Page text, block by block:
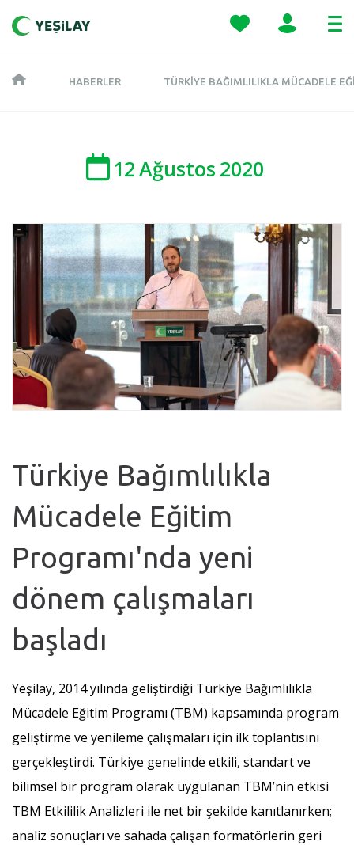
HABERLER TÜRKIYE BAĞIMLILIKLA MÜCADELE
12Ağustos 2020
Türkiye Bağımlılıkla
Mücadele Eğitim
Programı'nda yeni
dönem çalışmaları
başladı
Yeşilay, 2014 yılında geliştirdiği Türkiye Bağımlılıkla
Mücadele Eğitim Programı (TBM) kapsamında program
geliştirme ve yenileme çalışmaları için ilk toplantısını
gerçekleştirdi. Türkiye genelinde etkili, standart ve
bilimsel bir program olarak uygulanan TBM’nin etkisi
TBM Etkililik Analizleri ile net bir şekilde kanıtlanırken;
analiz sonuçları ve sahada çalışan formatörlerin geri